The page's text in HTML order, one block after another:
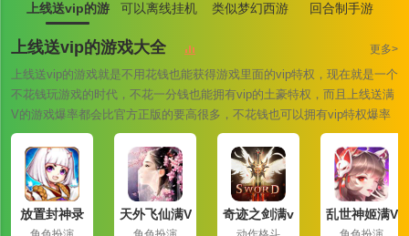
上线送vip的游
戏大全
可以离线挂机
游戏大全
类似梦幻西游 回合制手游
上线送vip的游戏大全 更多>
上线送vip的游戏就是不用花钱也能获得游戏里面的vip特权，现在就是一个
不花钱玩游戏的时代，不花一分钱也能拥有vip的土豪特权，而且上线送满
V的游戏爆率都会比官方正版的要高很多，不花钱也可以拥有vip特权爆率
也是翻倍的上调，您还在等什么快来下载一款试试吧！
放置封神录
满v版
天外飞仙满V
版
奇迹之剑满v
版
乱世神姬满V
版